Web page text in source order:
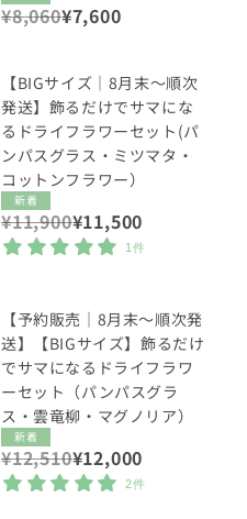
通
格
¥8,060
セ
価
格
¥7,600
SALE
【BIGサイズ｜8月末〜順次
発送】飾るだけでサマにな
るドライフラワーセット(パ
ンパスグラス・ミツマタ・
コットンフラワー）
新着
通
常
¥11,900
セ
ー
格
¥11,500
1件
SALE
【予約販売｜8月末〜順次発
送】【BIGサイズ】飾るだけ
でサマになるドライフラワ
ーセット（パンパスグラ
ス・雲竜柳・マグノリア）
新着
通
常
¥12,510
セ
ー
¥12,000
2件